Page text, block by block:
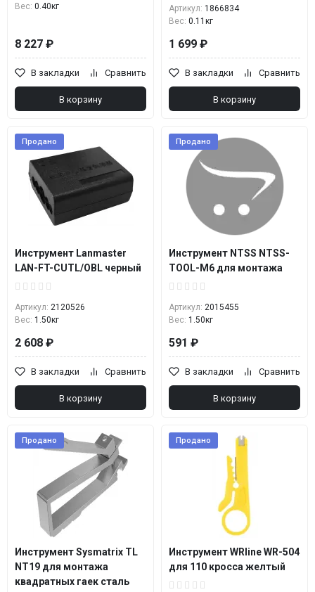
Вес: 0.40кг
8 227 ₽
В закладки Сравнить
В корзину
Артикул: 1866834
Вес: 0.11кг
1 699 ₽
В закладки Сравнить
В корзину
Продано
Инструмент Lanmaster
LAN-FT-CUTL/OBL черный
Артикул: 2120526
Вес: 1.50кг
2 608 ₽
В закладки Сравнить
В корзину
Продано
Инструмент NTSS NTSS-
TOOL-M6 для монтажа
Артикул: 2015455
Вес: 1.50кг
591 ₽
В закладки Сравнить
В корзину
Продано
Инструмент Sysmatrix TL
NT19 для монтажа
квадратных гаек сталь
Продано
Инструмент WRline WR-504
для 110 кросса желтый